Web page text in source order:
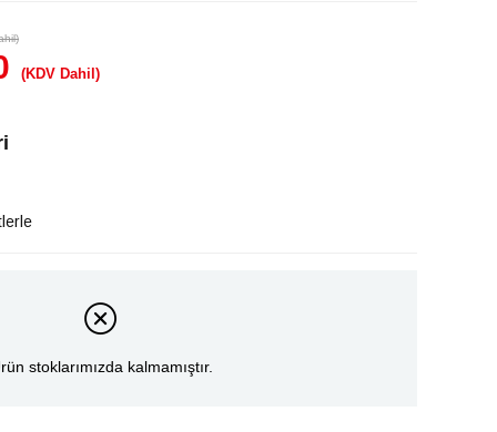
(KDV Dahil)
stoklarımızda kalmamıştır.